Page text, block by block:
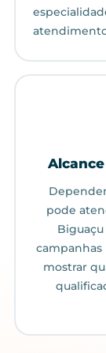
pode
campanhas
mostrar